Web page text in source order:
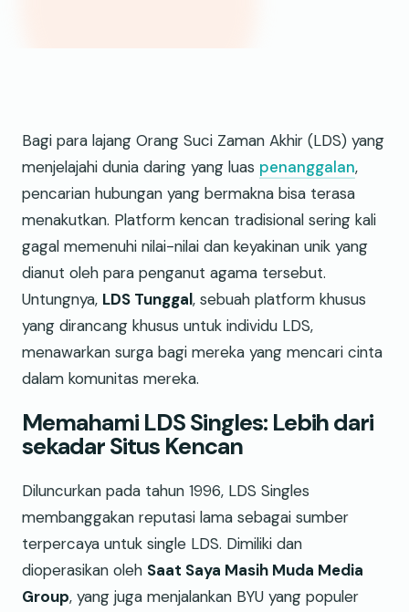
Bagi para lajang Orang Suci Zaman Akhir (LDS) yang
menjelajahi dunia daring yang luas penanggalan,
pencarian hubungan yang bermakna bisa terasa
menakutkan. Platform kencan tradisional sering kali
gagal memenuhi nilai-nilai dan keyakinan unik yang
dianut oleh para penganut agama tersebut.
Untungnya, LDS Tunggal, sebuah platform khusus
yang dirancang khusus untuk individu LDS,
menawarkan surga bagi mereka yang mencari cinta
dalam komunitas mereka.
Memahami LDS Singles: Lebih dari
sekadar Situs Kencan
Diluncurkan pada tahun 1996, LDS Singles
membanggakan reputasi lama sebagai sumber
terpercaya untuk single LDS. Dimiliki dan
dioperasikan oleh Saat Saya Masih Muda Media
Group, yang juga menjalankan BYU yang populer